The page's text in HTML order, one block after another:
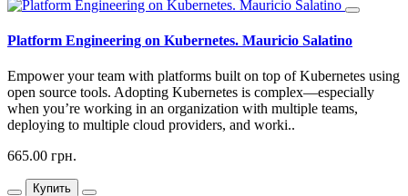
Platform Engineering on Kubernetes. Mauricio Salatino
Empower your team with platforms built on top of Kubernetes using
open source tools. Adopting Kubernetes is complex—especially
when you’re working in an organization with multiple teams,
deploying to multiple cloud providers, and worki..
665.00 грн.
Купить